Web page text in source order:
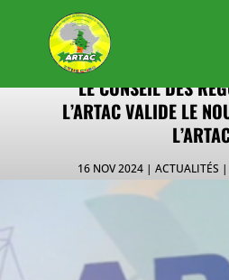
LE CONSEIL DES
L’ARTAC VALIDE LE
16 NOV 2024 ACTUALITÉS